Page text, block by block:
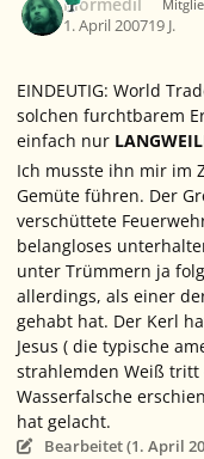
1. April 200719 J.
EINDEUTIG: World
solchen furchtbarem
einfach nur
Ich musste ihn mir im
Gemüte führen. Der
verschüttete
belangloses
unter Trümmern ja
allerdings, als einer
gehabt hat. Der Kerl
Jesus ( die typische
strahlemden Weiß tritt
Wasserfalsche
hat gelacht.
Bearbeitet (1. April